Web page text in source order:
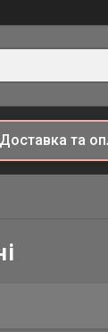
Доставка та